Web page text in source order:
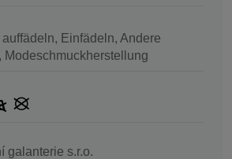
Einfädeln, Andere
Modeschmuckherstellung
galanterie s.r.o.